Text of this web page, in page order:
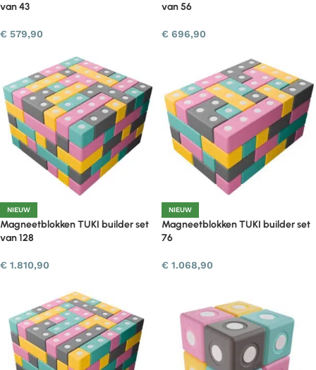
van 43
€ 579,90
van 56
€ 696,90
NIEUW
Magneetblokken TUKI builder set
van 128
€ 1.810,90
NIEUW
Magneetblokken TUKI builder set
76
€ 1.068,90